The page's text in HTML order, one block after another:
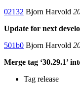
02132 Bjorn Harvold
Update for next
501b0 Bjorn Harvold
Merge tag ‘30.29.1’
Tag release